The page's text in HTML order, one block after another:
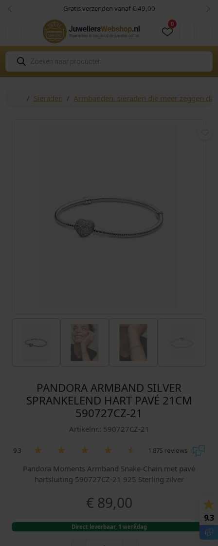
Skip to content
Skip to footer Gratis verzenden vanaf € 49,00
Vorige
0
P
o
d
HomeSieraden Armbanden: sieraden die meer zeggen
PANDORA ARMBAND SILVER
SPRANKELEND HART PAVÉ 21CM
590727CZ-21
Artikelnr.: 590727CZ-21
9.3 1.875 reviews
Pandora Moments Armband Snake-Chain met pavé
hartsluiting 590727CZ-21 925 Sterling zilver
€89,00
Direct leverbaar, 1 werkdag
9.3